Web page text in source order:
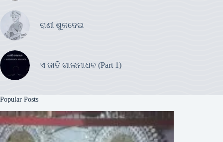
ରାଣୀ ଶୁକଦେଇ
ଏ ଜାତି ଗାଲମାଧବ (Part 1)
Popular Posts